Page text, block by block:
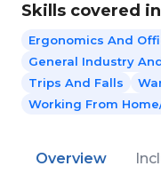
Skills covered
Ergonomics And
General Industry
Trips And Falls
Working From
Overview